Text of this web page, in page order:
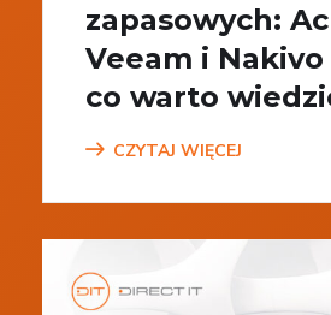
zapasowych:
Veeam i Nakivo
co warto
CZYTAJ WIĘCEJ